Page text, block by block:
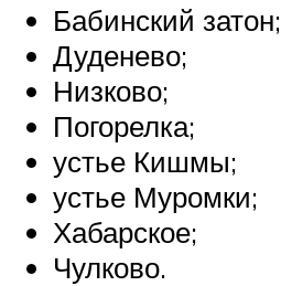
Бабинский затон;
Дуденево;
Низково;
Погорелка;
устье Кишмы;
устье Муромки;
Хабарское;
Чулково.